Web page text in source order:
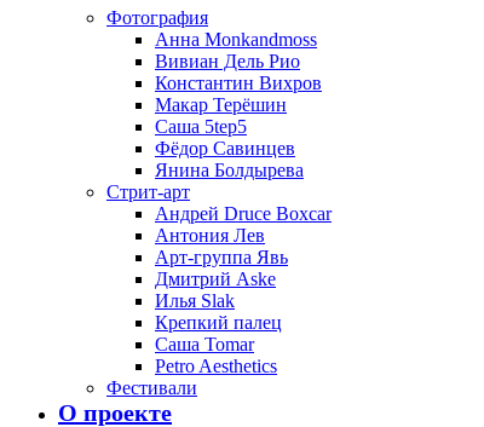
Фотография
Анна Monkandmoss
Вивиан Дель Рио
Константин Вихров
Макар Терёшин
Саша 5tep5
Фёдор Савинцев
Янина Болдырева
Стрит-арт
Андрей Druce Boxcar
Антония Лев
Арт-группа Явь
Дмитрий Aske
Илья Slak
Крепкий палец
Саша Tomar
Petro Aesthetics
Фестивали
О проекте